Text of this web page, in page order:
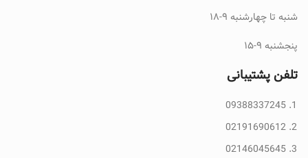
شنبه تا چهارشنبه ۹-۱۸
پنجشنبه ۹-۱۵
تلفن پشتیبانی
09388337245
02191690612
02146045645